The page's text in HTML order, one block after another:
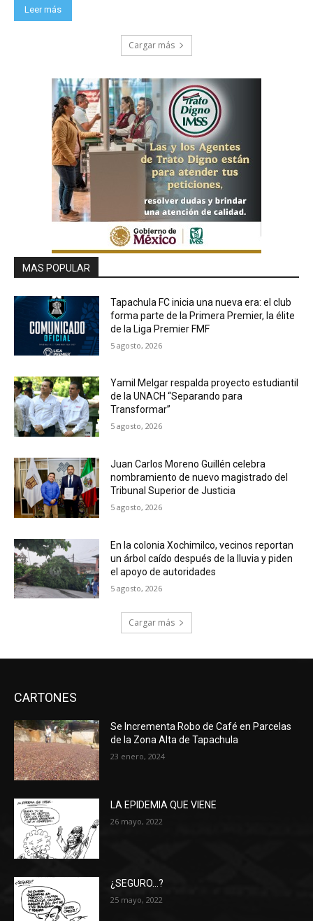
Leer más
Cargar más
MAS POPULAR
Tapachula FC inicia una nueva era: el club
forma parte de la Primera Premier, la élite
de la Liga Premier FMF
5 agosto, 2026
Yamil Melgar respalda proyecto estudiantil
de la UNACH “Separando para
Transformar”
5 agosto, 2026
Juan Carlos Moreno Guillén celebra
nombramiento de nuevo magistrado del
Tribunal Superior de Justicia
5 agosto, 2026
En la colonia Xochimilco, vecinos reportan
un árbol caído después de la lluvia y piden
el apoyo de autoridades
5 agosto, 2026
Cargar más
CARTONES
Se Incrementa Robo de Café en Parcelas
de la Zona Alta de Tapachula
23 enero, 2024
LA EPIDEMIA QUE VIENE
26 mayo, 2022
¿SEGURO…?
25 mayo, 2022